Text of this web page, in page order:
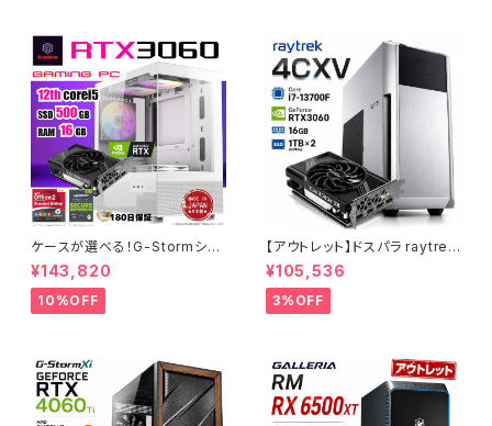
ケースが選べる！G-Stormシリ
ーズ ゲーミングPC 人気のRTX
4060 3060 12G搭載 デスクト
ップPC タワー型 第12世代 CP
U Core i5-12400 - 16GBメ
¥143,820
10%OFF
【アウトレット】ドスパラ raytrek
4CXV RTX3060 Core i7-13
700F メモリ16GB SSD1TBx2
クリエイターPC 1点限り 90日
保証
¥105,536
3%OFF